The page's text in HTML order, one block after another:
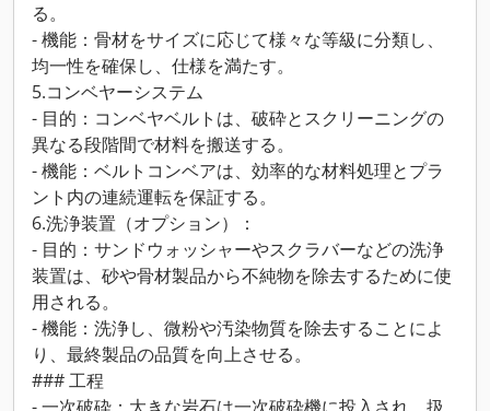
る。
- 機能：骨材をサイズに応じて様々な等級に分類し、
均一性を確保し、仕様を満たす。
5.コンベヤーシステム
- 目的：コンベヤベルトは、破砕とスクリーニングの
異なる段階間で材料を搬送する。
- 機能：ベルトコンベアは、効率的な材料処理とプラ
ント内の連続運転を保証する。
6.洗浄装置（オプション）：
- 目的：サンドウォッシャーやスクラバーなどの洗浄
装置は、砂や骨材製品から不純物を除去するために使
用される。
- 機能：洗浄し、微粉や汚染物質を除去することによ
り、最終製品の品質を向上させる。
### 工程